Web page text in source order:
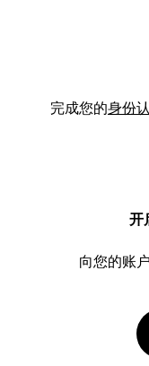
完成您的身份
开
向您的账